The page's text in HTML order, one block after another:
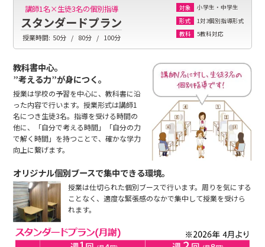
講師1名×生徒3名の個別指導
スタンダードプラン
授業時間: 50分 80分 100分
対象
小学生・中学生
形式
1対3個別指導形式
教科
5教科対応
教科書中心。
”考える力”が身につく。
授業は学校の予習を中心に、教科書に沿
った内容で行います。授業形式は講師1
名につき生徒3名。指導を受ける時間の
他に、「自分で考える時間」「自分の力
で解く時間」を持つことで、確かな学力
向上に繋げます。
オリジナル個別ブースで集中できる環境。
授業は仕切られた個別ブースで行います。周りを気にする
ことなく、適度な緊張感のなかで集中して授業を受けら
れます。